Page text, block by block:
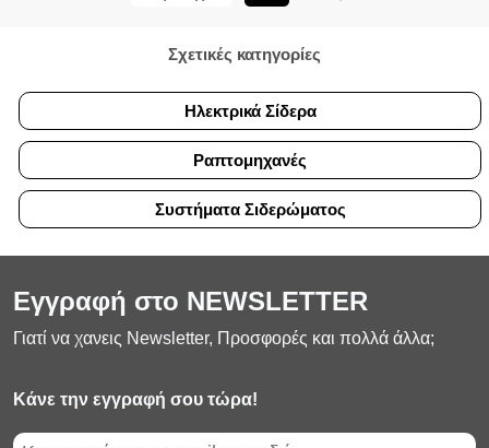
Σχετικές κατηγορίες
Ηλεκτρικά Σίδερα
Ραπτομηχανές
Συστήματα Σιδερώματος
Εγγραφή στο NEWSLETTER
Γιατί να χανεις Newsletter, Προσφορές και πολλά άλλα;
Κάνε την εγγραφή σου τώρα!